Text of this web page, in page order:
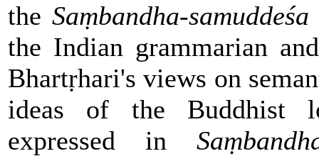
the Saṃbandha-samuddeśa
the Indian grammarian
Bhartṛhari's views on
ideas of the Buddhist
expressed in